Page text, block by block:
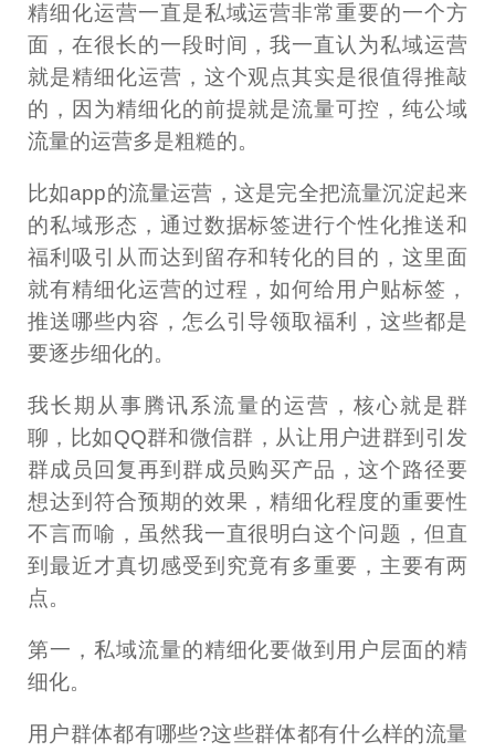
精细化运营一直是私域运营非常重要的一个方
面，在很长的一段时间，我一直认为私域运营
就是精细化运营，这个观点其实是很值得推敲
的，因为精细化的前提就是流量可控，纯公域
流量的运营多是粗糙的。
比如app的流量运营，这是完全把流量沉淀起来
的私域形态，通过数据标签进行个性化推送和
福利吸引从而达到留存和转化的目的，这里面
就有精细化运营的过程，如何给用户贴标签，
推送哪些内容，怎么引导领取福利，这些都是
要逐步细化的。
我长期从事腾讯系流量的运营，核心就是群
聊，比如QQ群和微信群，从让用户进群到引发
群成员回复再到群成员购买产品，这个路径要
想达到符合预期的效果，精细化程度的重要性
不言而喻，虽然我一直很明白这个问题，但直
到最近才真切感受到究竟有多重要，主要有两
点。
第一，私域流量的精细化要做到用户层面的精
细化。
用户群体都有哪些?这些群体都有什么样的流量